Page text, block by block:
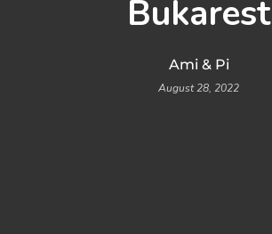
Bukarest
Ami & Pi
August 28, 2022